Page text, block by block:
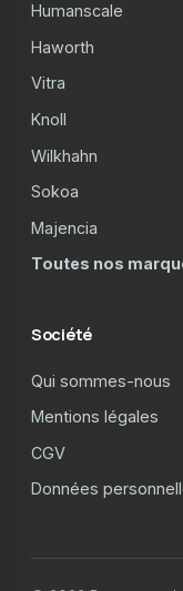
Humanscale
Haworth
Vitra
Knoll
Wilkhahn
Sokoa
Majencia
Toutes nos
Société
Qui sommes-nous
Mentions légales
CGV
Données